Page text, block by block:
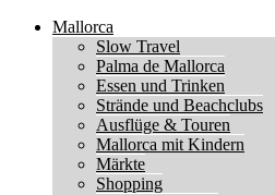
Mallorca
Slow Travel
Palma de Mallorca
Essen und Trinken
Strände und Beachclubs
Ausflüge & Touren
Mallorca mit Kindern
Märkte
Shopping